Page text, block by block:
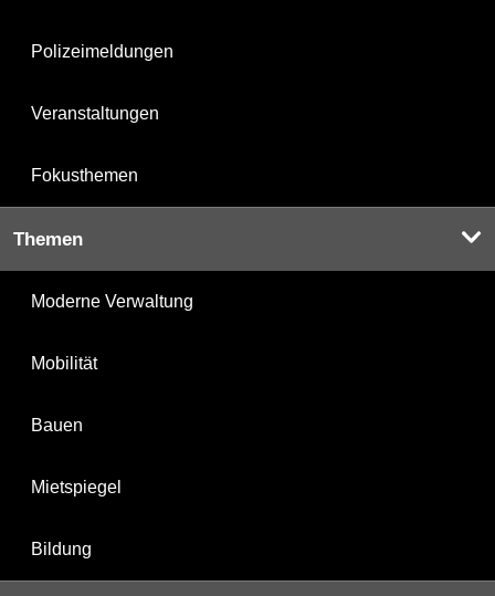
Polizeimeldungen
Veranstaltungen
Fokusthemen
Themen
Moderne Verwaltung
Mobilität
Bauen
Mietspiegel
Bildung